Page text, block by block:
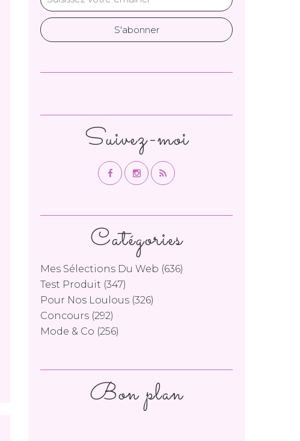
Catégories
Mes Sélections Du Web (636)
Test Produit (347)
Pour Nos Loulous (326)
Concours (292)
Mode & Co (256)
Suivez-moi
Bon plan